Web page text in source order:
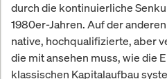
durch die kontinuierliche
1980er-Jahren. Auf der
native, hochqualifizierte, aber
die mit ansehen muss, wie die
klassischen Kapitalaufbau